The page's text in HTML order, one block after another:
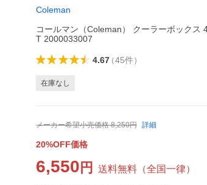
Coleman
コールマン（Coleman） クーラーボックス
T 2000033007
4.67（45件）
在庫なし
メーカー希望小売価格 8,250円 詳細
20%OFF価格
6,550 円 送料無料 （全国一律）